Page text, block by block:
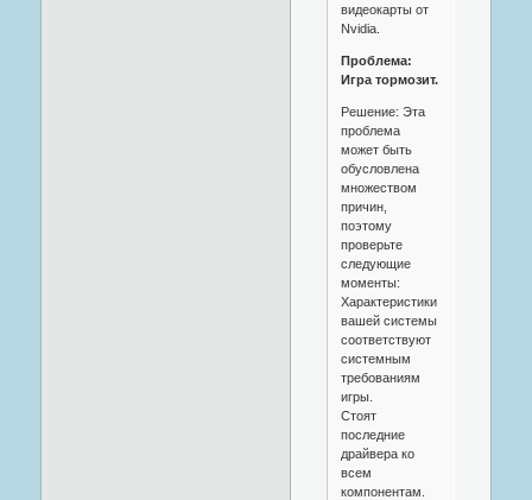
видеокарты от
Nvidia.
Проблема:
Игра тормозит.
Решение: Эта
проблема
может быть
обусловлена
множеством
причин,
поэтому
проверьте
следующие
моменты:
Характеристики
вашей системы
соответствуют
системным
требованиям
игры.
Стоят
последние
драйвера ко
всем
компонентам.